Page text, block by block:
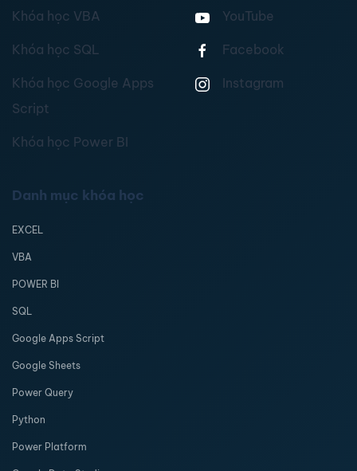
Khóa học VBA
Khóa học SQL
Khóa học Google Apps
Script
Khóa học Power BI
YouTube
Facebook
Instagram
Danh mục khóa học
EXCEL
VBA
POWER BI
SQL
Google Apps Script
Google Sheets
Power Query
Python
Power Platform